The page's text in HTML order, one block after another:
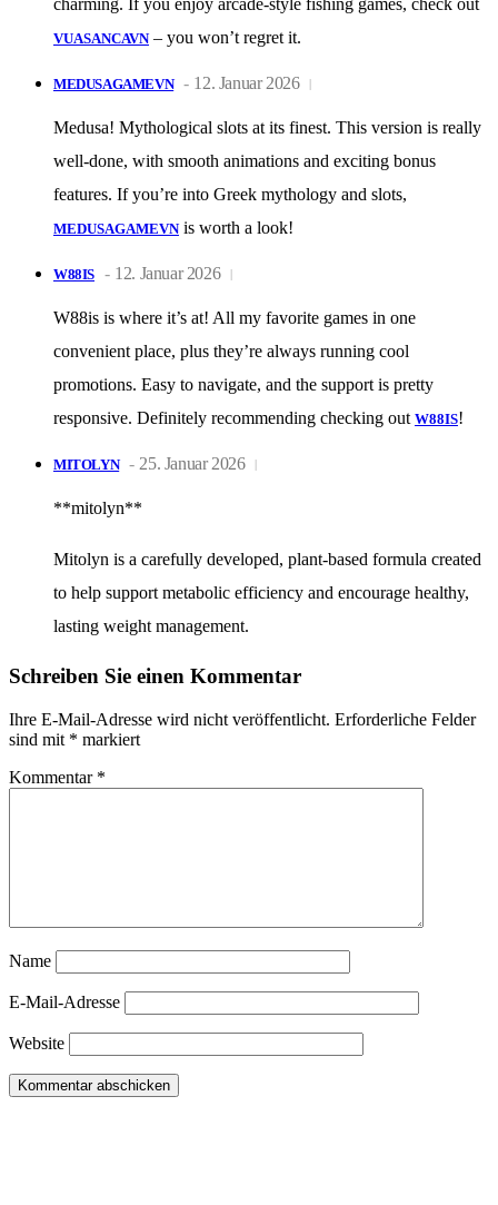
charming. If you enjoy arcade-style fishing games, check out
VUASANCAVN– you won’t regret it.
MEDUSAGAMEVN 12. Januar 2026
Medusa! Mythological slots at its finest. This version is really
well-done, with smooth animations and exciting bonus
features. If you’re into Greek mythology and slots,
MEDUSAGAMEVNis worth a look!
W88IS 12. Januar 2026
W88is is where it’s at! All my favorite games in one
convenient place, plus they’re always running cool
promotions. Easy to navigate, and the support is pretty
responsive. Definitely recommending checking out W88IS!
MITOLYN 25. Januar 2026
**mitolyn**
Mitolyn is a carefully developed, plant-based formula created
to help support metabolic efficiency and encourage healthy,
lasting weight management.
Schreiben Sie einen Kommentar
Ihre E-Mail-Adresse wird nicht veröffentlicht. Erforderliche Felder
sind mit * markiert
Kommentar *
Name
E-Mail-Adresse
Website